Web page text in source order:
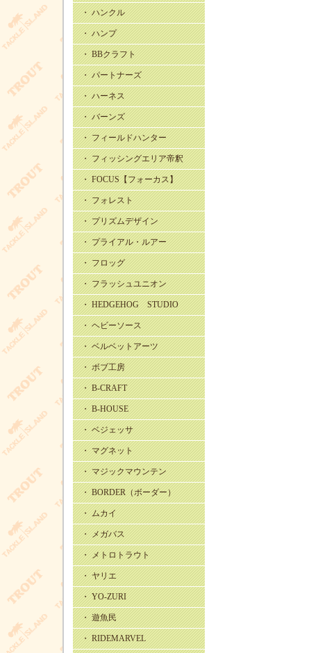
・ ハンクル
・ ハンプ
・ BBクラフト
・ パートナーズ
・ ハーネス
・ バーンズ
・ フィールドハンター
・ フィッシングエリア帝釈
・ FOCUS【フォーカス】
・ フォレスト
・ プリズムデザイン
・ プライアル・ルアー
・ フロッグ
・ フラッシュユニオン
・ HEDGEHOG STUDIO
・ ヘビーソース
・ ベルベットアーツ
・ ボブ工房
・ B-CRAFT
・ B-HOUSE
・ ベジェッサ
・ マグネット
・ マジックマウンテン
・ BORDER（ボーダー）
・ ムカイ
・ メガバス
・ メトロトラウト
・ ヤリエ
・ YO-ZURI
・ 遊魚民
・ RIDEMARVEL